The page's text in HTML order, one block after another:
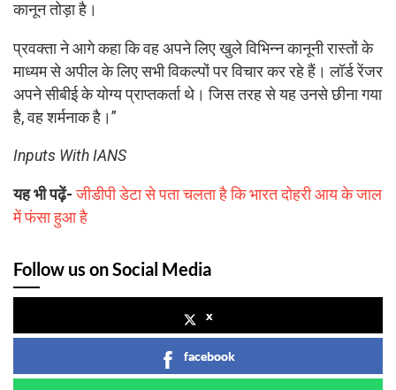
कानून तोड़ा है।
प्रवक्ता ने आगे कहा कि वह अपने लिए खुले विभिन्न कानूनी रास्तों के
माध्यम से अपील के लिए सभी विकल्पों पर विचार कर रहे हैं। लॉर्ड रेंजर
अपने सीबीई के योग्य प्राप्तकर्ता थे। जिस तरह से यह उनसे छीना गया
है, वह शर्मनाक है।”
Inputs With IANS
यह भी पढ़ें- जीडीपी डेटा से पता चलता है कि भारत दोहरी आय के जाल
में फंसा हुआ है
Follow us on Social Media
x
facebook